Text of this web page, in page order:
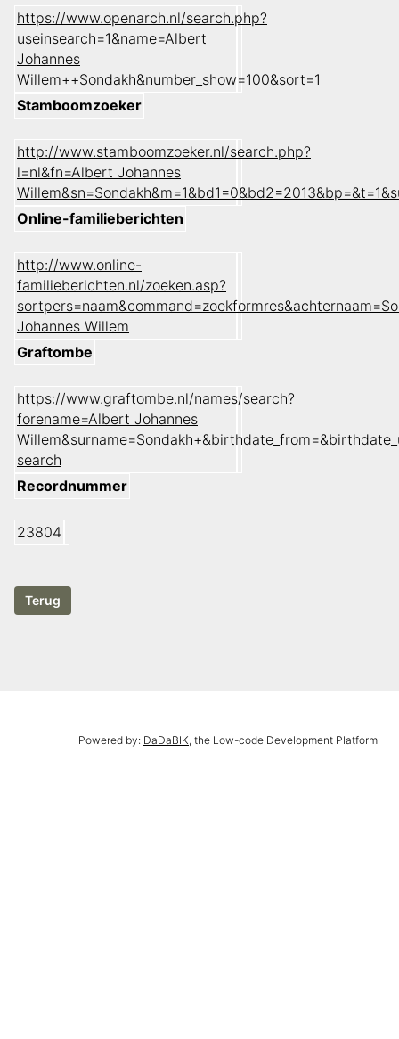
https://www.openarch.nl/search.php?
useinsearch=1&name=Albert
Johannes
Willem++Sondakh&number_show=100&sort=1
Stamboomzoeker
http://www.stamboomzoeker.nl/search.php?
l=nl&fn=Albert Johannes
Online-familieberichten
http://www.online-
familieberichten.nl/zoeken.asp?
Johannes Willem
Graftombe
https://www.graftombe.nl/names/search?
forename=Albert Johannes
search
Recordnummer
23804
Powered by: DaDaBIK, the Low-code Development Platform